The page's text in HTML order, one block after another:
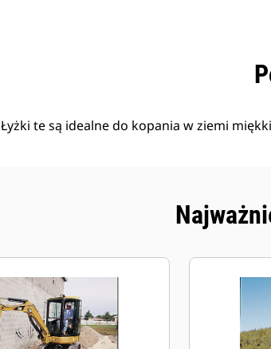
Łyżki te są idealne do kopania w ziemi